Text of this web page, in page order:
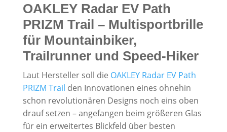
OAKLEY Radar EV Path
PRIZM Trail – Multisportbrille
für Mountainbiker,
Trailrunner und Speed-Hiker
Laut Hersteller soll die OAKLEY Radar EV Path
PRIZM Trail den Innovationen eines ohnehin
schon revolutionären Designs noch eins oben
drauf setzen – angefangen beim größeren Glas
für ein erweitertes Blickfeld über besten